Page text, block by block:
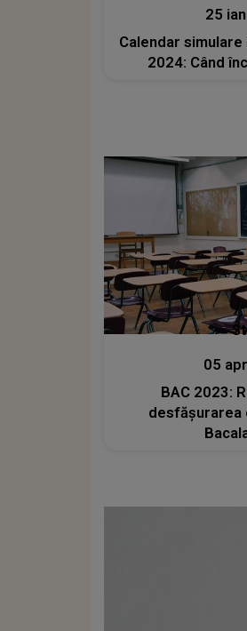
25
Calendar simulare
2024: Când
05
BAC 2023:
desfășurarea